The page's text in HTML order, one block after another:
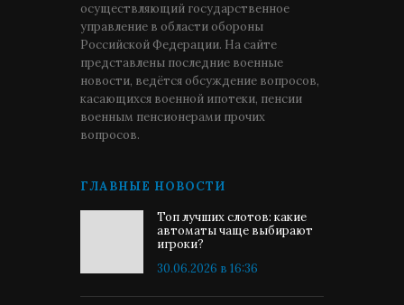
осуществляющий государственное
управление в области обороны
Российской Федерации. На сайте
представлены последние военные
новости, ведётся обсуждение вопросов,
касающихся военной ипотеки, пенсии
военным пенсионерами прочих
вопросов.
ГЛАВНЫЕ НОВОСТИ
Топ лучших слотов: какие
автоматы чаще выбирают
игроки?
30.06.2026 в 16:36